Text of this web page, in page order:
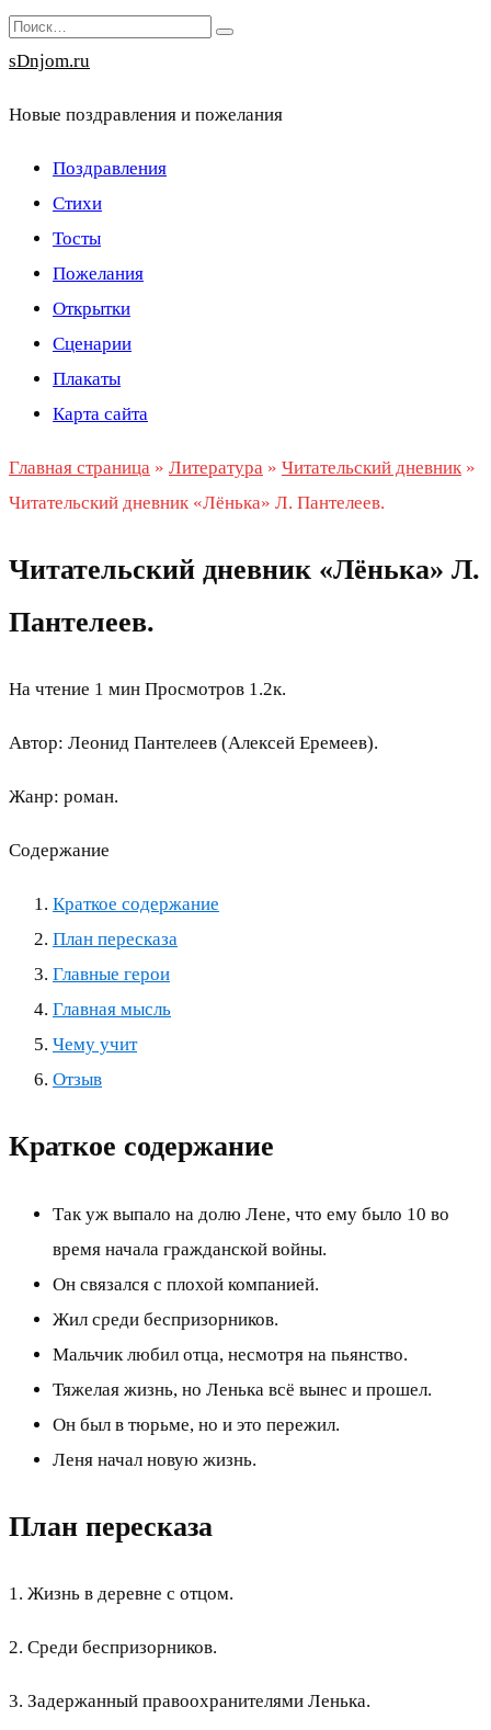
Перейти
к
Search
for:
sDnjom.ru
Новые поздравления и пожелания
Поздравления
Стихи
Тосты
Пожелания
Открытки
Сценарии
Плакаты
Карта сайта
Главная страница » Литература » Читательский дневник »
Читательский дневник «Лёнька» Л. Пантелеев.
Читательский дневник «Лёнька» Л.
Пантелеев.
На чтение 1 мин Просмотров 1.2к.
Автор: Леонид Пантелеев (Алексей Еремеев).
Жанр: роман.
Содержание
Краткое содержание
План пересказа
Главные герои
Главная мысль
Чему учит
Отзыв
Краткое содержание
Так уж выпало на долю Лене, что ему было 10 во
время начала гражданской войны.
Он связался с плохой компанией.
Жил среди беспризорников.
Мальчик любил отца, несмотря на пьянство.
Тяжелая жизнь, но Ленька всё вынес и прошел.
Он был в тюрьме, но и это пережил.
Леня начал новую жизнь.
План пересказа
1. Жизнь в деревне с отцом.
2. Среди беспризорников.
3. Задержанный правоохранителями Ленька.